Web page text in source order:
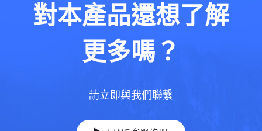
對本產品還想了解
更多嗎？
請立即與我們聯繫